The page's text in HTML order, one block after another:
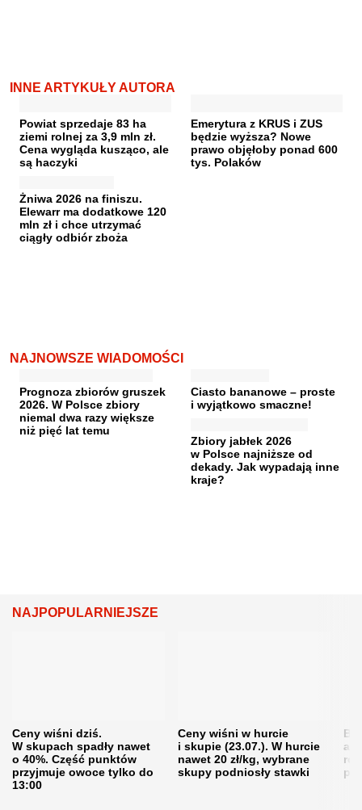
INNE ARTYKUŁY AUTORA
Powiat sprzedaje 83 ha
ziemi rolnej za 3,9 mln zł.
Cena wygląda kusząco, ale
są haczyki
Emerytura z KRUS i ZUS
będzie wyższa? Nowe
prawo objęłoby ponad 600
tys. Polaków
Żniwa 2026 na finiszu.
Elewarr ma dodatkowe 120
mln zł i chce utrzymać
ciągły odbiór zboża
NAJNOWSZE WIADOMOŚCI
Prognoza zbiorów gruszek
2026. W Polsce zbiory
niemal dwa razy większe
niż pięć lat temu
Ciasto bananowe – proste
i wyjątkowo smaczne!
Zbiory jabłek 2026
w Polsce najniższe od
dekady. Jak wypadają inne
kraje?
NAJPOPULARNIEJSZE
Ceny wiśni dziś.
W skupach spadły nawet
o 40%. Część punktów
przyjmuje owoce tylko do
13:00
Ceny wiśni w hurcie
i skupie (23.07.). W hurcie
nawet 20 zł/kg, wybrane
skupy podniosły stawki